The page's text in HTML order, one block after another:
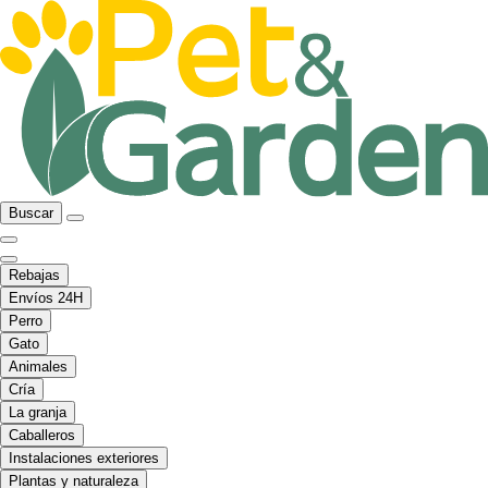
Buscar
Rebajas
Envíos 24H
Perro
Gato
Animales
Cría
La granja
Caballeros
Instalaciones exteriores
Plantas y naturaleza